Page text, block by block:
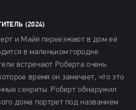
(2024)
и Майя переезжают в дом её
в маленьком городке.
встречают Роберта очень
время он замечает, что это
секреты. Роберт обнаружил
дома портрет под названием